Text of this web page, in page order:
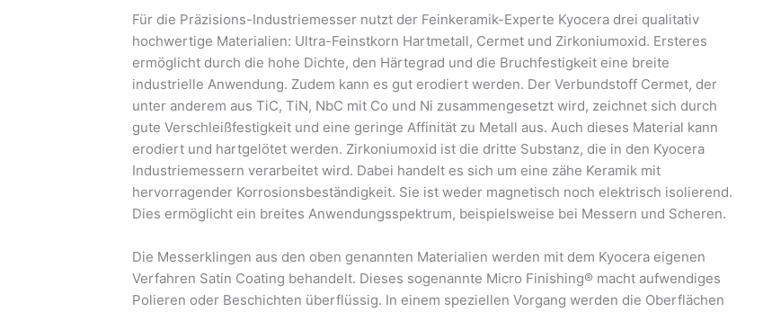
Für die Präzisions-Industriemesser nutzt der Feinkeramik-Experte Kyocera drei qualitativ
hochwertige Materialien: Ultra-Feinstkorn Hartmetall, Cermet und Zirkoniumoxid. Ersteres
ermöglicht durch die hohe Dichte, den Härtegrad und die Bruchfestigkeit eine breite
industrielle Anwendung. Zudem kann es gut erodiert werden. Der Verbundstoff Cermet, der
unter anderem aus TiC, TiN, NbC mit Co und Ni zusammengesetzt wird, zeichnet sich durch
gute Verschleißfestigkeit und eine geringe Affinität zu Metall aus. Auch dieses Material kann
erodiert und hartgelötet werden. Zirkoniumoxid ist die dritte Substanz, die in den Kyocera
Industriemessern verarbeitet wird. Dabei handelt es sich um eine zähe Keramik mit
hervorragender Korrosionsbeständigkeit. Sie ist weder magnetisch noch elektrisch isolierend.
Dies ermöglicht ein breites Anwendungsspektrum, beispielsweise bei Messern und Scheren.
Die Messerklingen aus den oben genannten Materialien werden mit dem Kyocera eigenen
Verfahren Satin Coating behandelt. Dieses sogenannte Micro Finishing® macht aufwendiges
Polieren oder Beschichten überflüssig. In einem speziellen Vorgang werden die Oberflächen